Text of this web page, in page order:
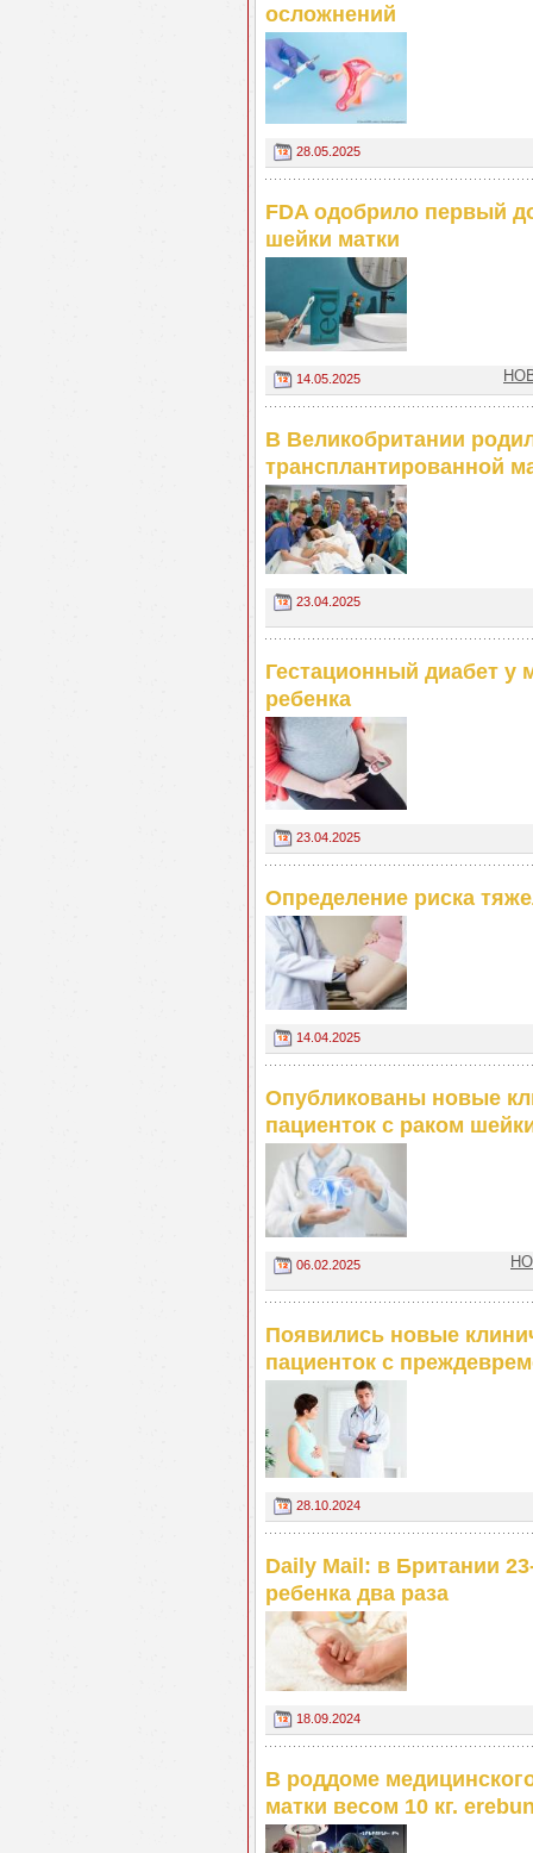
осложнений
28.05.2025
FDA одобрило первый
шейки матки
14.05.2025
В Великобритании
трансплантированной
23.04.2025
Гестационный диабет у
ребенка
23.04.2025
Определение риска
14.04.2025
Опубликованы новые
пациенток с раком
06.02.2025
Появились новые
пациенток с
28.10.2024
Daily Mail: в Британии
ребенка два раза
18.09.2024
В роддоме
матки весом 10 кг.